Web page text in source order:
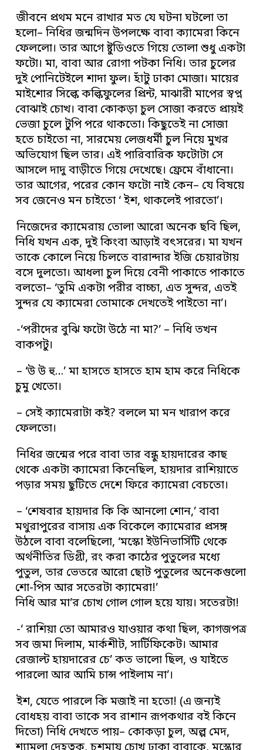
জীবনে প্রথম মনে রাখার মত যে ঘটনা ঘটলো তা
হলো– নিধির জন্মদিন উপলক্ষে বাবা ক্যামেরা কিনে
ফেললো। তার আগে ষ্টুডিওতে গিয়ে তোলা শুধু একটা
ফটো। মা, বাবা আর রোগা পটকা নিধি। তার চুলের
দুই পোনিটেইলে শাদা ফুল। হাঁটু ঢাকা মোজা। মায়ের
মাইশোর সিল্কে কল্কিফুলের প্রিন্ট, মাঝারী মাপের স্বপ্ন
বোঝাই চোখ। বাবা কোকড়া চুল সোজা করতে প্রায়ই
ভেজা চুলে টুপি পরে থাকতো। কিছুতেই না সোজা
হতে চাইতো না, সারমেয় লেজধর্মী চুল নিয়ে মুখর
অভিযোগ ছিল তার। এই পারিবারিক ফটোটা সে
আসলে দাদু বাড়ীতে গিয়ে দেখেছে। ফ্রেমে বাঁধানো।
তার আগের, পরের কোন ফটো নাই কেন– যে বিষয়ে
সব জেনেও মন চাইতো ‘ ইশ, থাকলেই পারতো’।
নিজেদের ক্যামেরায় তোলা আরো অনেক ছবি ছিল,
নিধি যখন এক, দুই কিংবা আড়াই বৎসরের। মা যখন
তাকে কোলে নিয়ে চিলতে বারান্দার ইজি চেয়ারটায়
বসে দুলতো। আধলা চুল দিয়ে বেনী পাকাতে পাকাতে
বলতো– ‘তুমি একটা পরীর বাচ্চা, এত সুন্দর, এতই
সুন্দর যে ক্যামেরা তোমাকে দেখতেই পাইতো না’।
-‘পরীদের বুঝি ফটো উঠে না মা?’ – নিধি তখন
বাকপটু।
– ‘উ উ হু…’ মা হাসতে হাসতে হাম হাম করে নিধিকে
চুমু খেতো।
– সেই ক্যামেরাটা কই? বললে মা মন খারাপ করে
ফেলতো।
নিধির জন্মের পরে বাবা তার বন্ধু হায়দারের কাছ
থেকে একটা ক্যামেরা কিনেছিল, হায়দার রাশিয়াতে
পড়ার সময় ছুটিতে দেশে ফিরে ক্যামেরা বেচতো।
– ‘শেষবার হায়দার কি কি আনলো শোন,’ বাবা
মথুরাপুরের বাসায় এক বিকেলে ক্যামেরার প্রসঙ্গ
উঠলে বাবা বলেছিলো, ‘মস্কো ইউনিভার্সিটি থেকে
অর্থনীতির ডিগ্রী, রং করা কাঠের পুতুলের মধ্যে
পুতুল, তার ভেতরে আরো ছোট পুতুলের অনেকগুলো
শো-পিস আর সতেরটা ক্যামেরা!’
নিধি আর মা’র চোখ গোল গোল হয়ে যায়। সতেরটা!
-‘ রাশিয়া তো আমারও যাওয়ার কথা ছিল, কাগজপত্র
সব জমা দিলাম, মার্কশীট, সার্টিফিকেট। আমার
রেজাল্ট হায়দারের চে’ কত ভালো ছিল, ও যাইতে
পারলো আর আমি চান্স পাইলাম না’।
ইশ, যেতে পারলে কি মজাই না হতো! (এ জন্যই
বোধহয় বাবা তাকে সব রাশান রূপকথার বই কিনে
দিতো) নিধি দেখতে পায়– কোকড়া চুল, অল্প মেদ,